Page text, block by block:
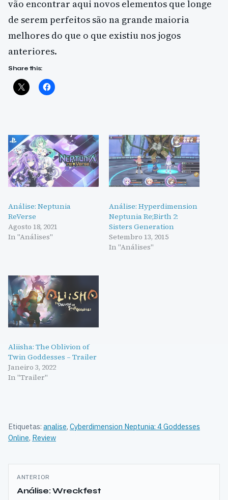
vão encontrar aqui novos elementos que longe
de serem perfeitos são na grande maioria
melhores do que o que existiu nos jogos
anteriores.
Share this:
Análise: Neptunia
ReVerse
Agosto 18, 2021
In "Análises"
Análise: Hyperdimension
Neptunia Re;Birth 2:
Sisters Generation
Setembro 13, 2015
In "Análises"
Aliisha: The Oblivion of
Twin Goddesses – Trailer
Janeiro 3, 2022
In "Trailer"
Etiquetas: analise, Cyberdimension Neptunia: 4 Goddesses
Online, Review
Navegação
de
ANTERIOR
Análise: Wreckfest